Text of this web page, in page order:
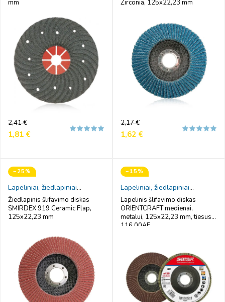
mm
Reguliari
kaina
2,41 €
Kaina
1,81 €
Zirconia, 125x22,23 mm
Reguliari
kaina
2,17 €
Kaina
1,62 €
−25%
Lapeliniai, žiedlapiniai
šlifavimo diskai
Žiedlapinis šlifavimo diskas
SMIRDEX 919 Ceramic Flap,
125x22,23 mm
−15%
Lapeliniai, žiedlapiniai
šlifavimo diskai
Lapelinis šlifavimo diskas
ORIENTCRAFT medienai,
metalui, 125x22,23 mm, tiesus,
116.00AF